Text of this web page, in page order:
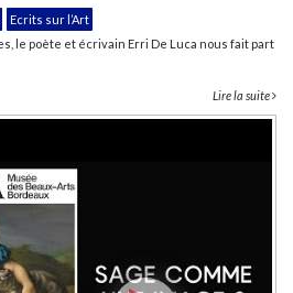
Ecrits sur l’Art
le poète et écrivain Erri De Luca nous fait part
Lire la suite